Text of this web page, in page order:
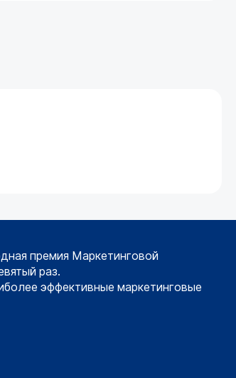
премия Маркетинговой
раз.
эффективные маркетинговые